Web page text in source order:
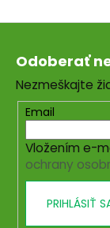
Z
Odoberať
Nezmeškajte
Email
Vložením e-
ochrany
PRIHLÁSIŤ